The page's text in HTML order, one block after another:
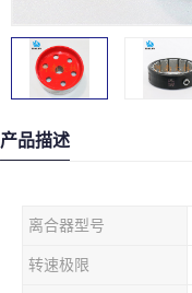
产品描述
离合器型号
转速极限